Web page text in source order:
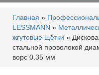
Главная »
LESSMANN »
жгутовые щётки »
стальной проволокой
ворс 0.35 мм